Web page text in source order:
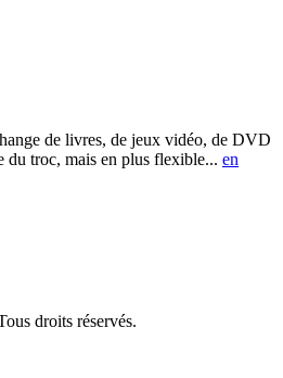
de livres, de jeux vidéo, de DVD
du troc, mais en plus flexible... en
droits réservés.